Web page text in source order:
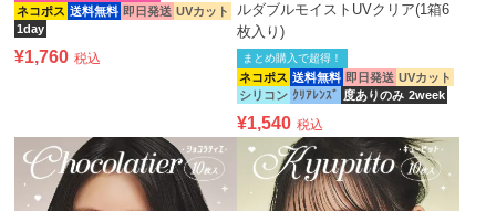
ネコポス 送料無料 即日発送 UVカット
1day
¥1,760 税込
ルダブルモイストUVクリア(1箱6
枚入り)
ネコポス 送料無料 即日発送 UVカット
シリコン ｸﾘｱﾚﾝｽﾞ 度ありのみ 2week
まとめ購入で超得！
¥1,540 税込